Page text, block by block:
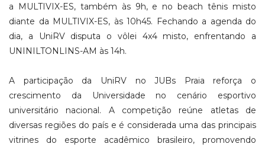
a MULTIVIX-ES, também às 9h, e no beach tênis misto
diante da MULTIVIX-ES, às 10h45. Fechando a agenda do
dia, a UniRV disputa o vôlei 4x4 misto, enfrentando a
UNINILTONLINS-AM às 14h.
A participação da UniRV no JUBs Praia reforça o
crescimento da Universidade no cenário esportivo
universitário nacional. A competição reúne atletas de
diversas regiões do país e é considerada uma das principais
vitrines do esporte acadêmico brasileiro, promovendo